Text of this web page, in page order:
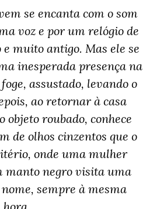
se encanta com o som
voz e por um relógio de
e muito antigo. Mas ele se
inesperada presença na
assustado, levando o
ao retornar à casa
objeto roubado, conhece
de olhos cinzentos que o
onde uma mulher
manto negro visita uma
sempre à mesma